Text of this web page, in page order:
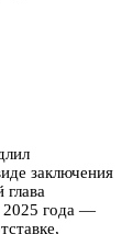
заключения
2025 года —